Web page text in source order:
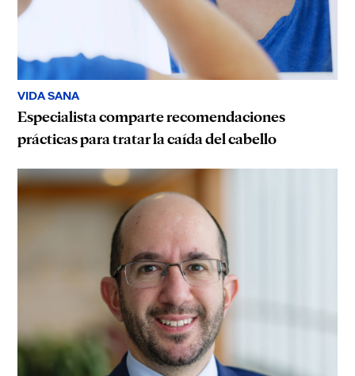
VIDA SANA
Especialista comparte recomendaciones
prácticas para tratar la caída del cabello